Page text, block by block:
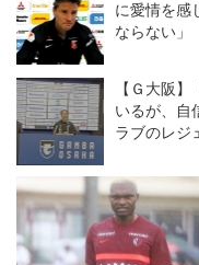
に愛情を感
ならない」
【Ｇ大阪
いるが、自
ラブのレジ